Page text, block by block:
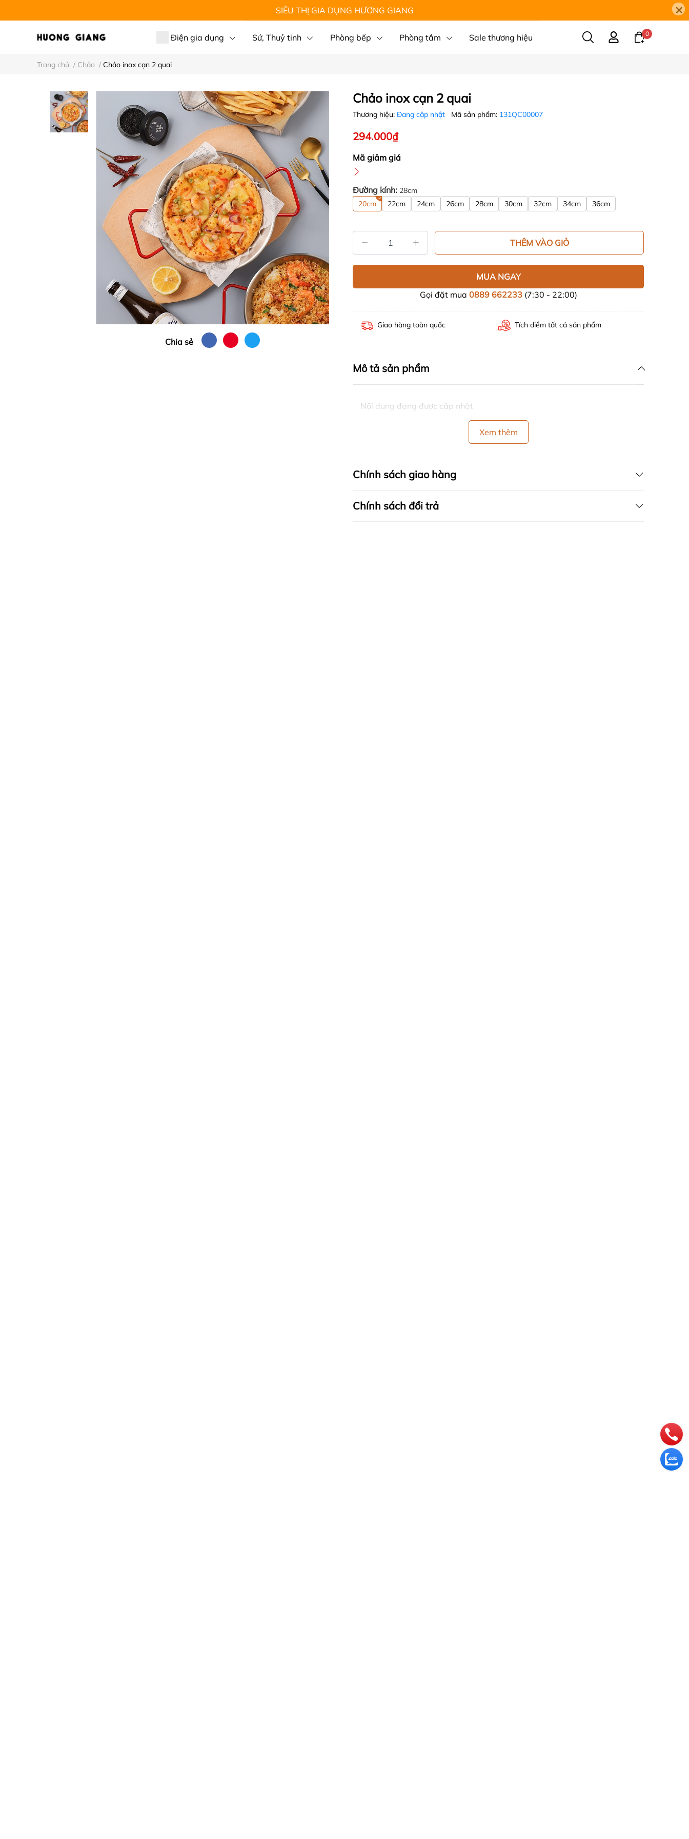
SIÊU THỊ GIA DỤNG HƯƠNG GIANG ×
Điện gia dụng Sứ, Thuỷ tinh Phòng bếp Phòng tắm Sale thương hiệu 0
Trang chủ / Chảo / Chảo inox cạn 2 quai
Chia sẻ
Chảo inox cạn 2 quai
Thương hiệu: Đang cập nhật Mã sản phẩm: 131QC00007
294.000₫
Mã giảm giá
Đường kính: 28cm
20cm
22cm 24cm 26cm 28cm 30cm 32cm 34cm 36cm
THÊM VÀO GIỎ
MUA NGAY
Gọi đặt mua 0889 662233(7:30 - 22:00)
Giao hàng toàn quốc Tích điểm tất cả sản phẩm
Mô tả sản phẩm
Nội dung đang được cập nhật
Xem thêm
Chính sách giao hàng
Chính sách đổi trả